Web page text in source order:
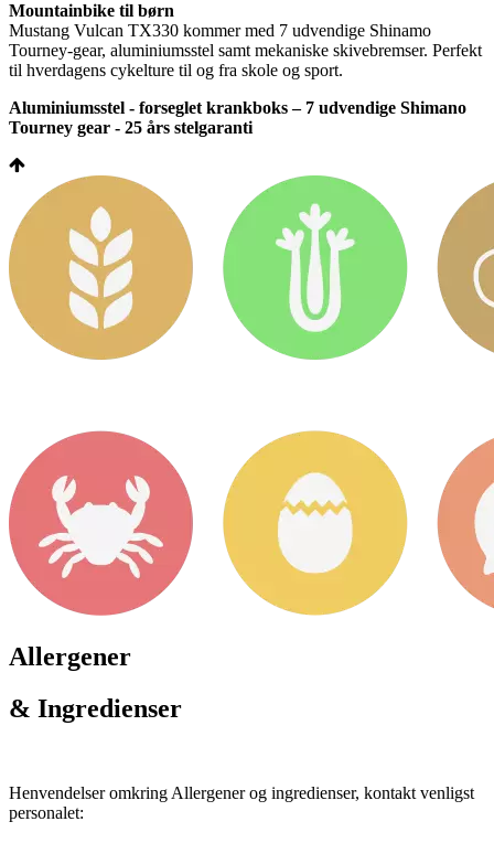
Mountainbike til børn
Mustang Vulcan TX330 kommer med 7 udvendige Shinamo
Tourney-gear, aluminiumsstel samt mekaniske skivebremser. Perfekt
til hverdagens cykelture til og fra skole og sport.
Aluminiumsstel - forseglet krankboks – 7 udvendige Shimano
Tourney gear - 25 års stelgaranti
Allergener
& Ingredienser
Henvendelser omkring Allergener og ingredienser, kontakt venligst
personalet: